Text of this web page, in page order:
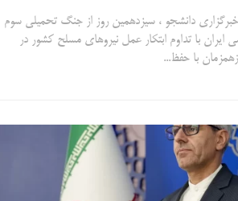
دانشجو ، سیزدهمین روز از جنگ تحمیلی سوم
ایران با تداوم ابتکار عمل نیرو‌های مسلح کشور در
با حفظ...